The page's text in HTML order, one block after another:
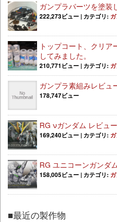
ガンプラパーツを塗装
222,273ビュー | カテゴリ:
トップコート、クリ
してみました。
210,771ビュー | カテゴリ:
ガンプラ素組みレビュ
178,747ビュー
RG νガンダム レビュー
169,240ビュー | カテゴリ:
RG ユニコーンガンダ
158,005ビュー | カテゴリ:
■最近の製作物